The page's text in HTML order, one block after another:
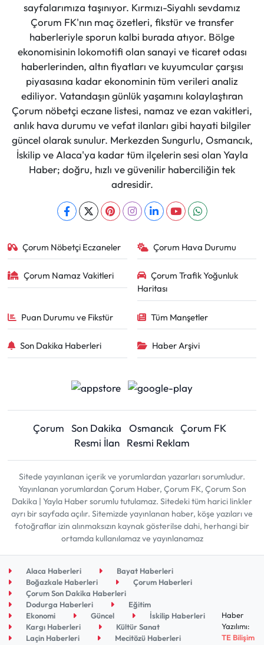
sayfalarımıza taşınıyor. Kırmızı-Siyahlı sevdamız
Çorum FK'nın maç özetleri, fikstür ve transfer
haberleriyle sporun kalbi burada atıyor. Bölge
ekonomisinin lokomotifi olan sanayi ve ticaret odası
haberlerinden, altın fiyatları ve kuyumcular çarşısı
piyasasına kadar ekonominin tüm verileri analiz
ediliyor. Vatandaşın günlük yaşamını kolaylaştıran
Çorum nöbetçi eczane listesi, namaz ve ezan vakitleri,
anlık hava durumu ve vefat ilanları gibi hayati bilgiler
güncel olarak sunulur. Merkezden Sungurlu, Osmancık,
İskilip ve Alaca'ya kadar tüm ilçelerin sesi olan Yayla
Haber; doğru, hızlı ve güvenilir haberciliğin tek
adresidir.
Çorum Nöbetçi Eczaneler Çorum Hava Durumu
Çorum Namaz Vakitleri
Çorum Trafik Yoğunluk
Haritası
Puan Durumu ve Fikstür Tüm Manşetler
Son Dakika Haberleri Haber Arşivi
Çorum Son Dakika Osmancık Çorum FK
Resmi İlan
Resmi Reklam
Sitede yayınlanan içerik ve yorumlardan yazarları sorumludur.
Yayınlanan yorumlardan Çorum Haber, Çorum FK, Çorum Son
Dakika | Yayla Haber sorumlu tutulamaz. Sitedeki tüm harici linkler
ayrı bir sayfada açılır. Sitemizde yayınlanan haber, köşe yazıları ve
fotoğraflar izin alınmaksızın kaynak gösterilse dahi, herhangi bir
ortamda kullanılamaz ve yayınlanamaz
Alaca Haberleri
Bayat Haberleri
Boğazkale Haberleri
Çorum Haberleri
Çorum Son Dakika Haberleri
Dodurga Haberleri
Eğitim
Ekonomi
Güncel
İskilip Haberleri
Kargı Haberleri
Kültür Sanat
Laçin Haberleri
Mecitözü Haberleri
Haber
Yazılımı:
TE Bilişim